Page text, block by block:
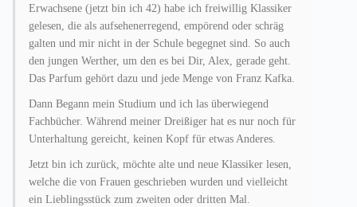
Erwachsene (jetzt bin ich 42) habe ich freiwillig Klassiker
gelesen, die als aufsehenerregend, empörend oder schräg
galten und mir nicht in der Schule begegnet sind. So auch
den jungen Werther, um den es bei Dir, Alex, gerade geht.
Das Parfum gehört dazu und jede Menge von Franz Kafka.
Dann Begann mein Studium und ich las überwiegend
Fachbücher. Während meiner Dreißiger hat es nur noch für
Unterhaltung gereicht, keinen Kopf für etwas Anderes.
Jetzt bin ich zurück, möchte alte und neue Klassiker lesen,
welche die von Frauen geschrieben wurden und vielleicht
ein Lieblingsstück zum zweiten oder dritten Mal.